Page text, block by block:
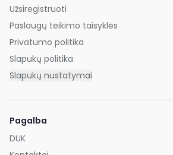
Užsiregistruoti
Paslaugų teikimo taisyklės
Privatumo politika
Slapukų politika
Slapukų nustatymai
Pagalba
DUK